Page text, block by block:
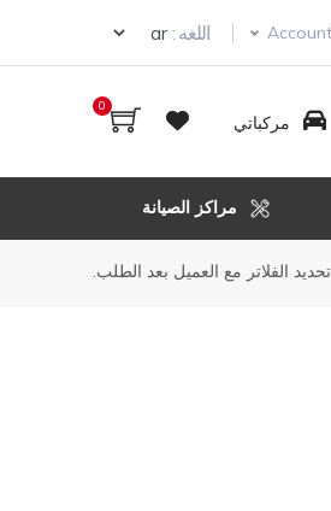
Account اللغه :
مركباتي
0
مراكز الصيانة
الفلاتر مع العميل بعد الطلب.